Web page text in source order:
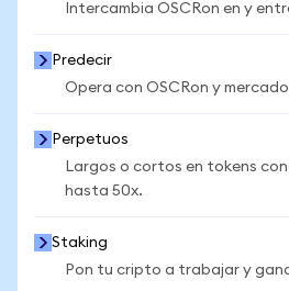
Intercambia OSCRon en y
Predecir
Opera con OSCRon y
Perpetuos
Largos o cortos en tokens
hasta 50x.
Staking
Pon tu cripto a trabajar y